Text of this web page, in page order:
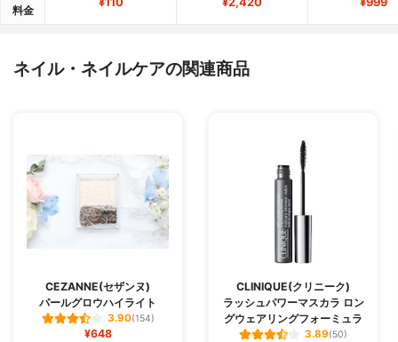
料金
ネイル・ネイルケアの関連商品
CEZANNE(セザンヌ)
パールグロウハイライト
3.90(154)
¥648
CLINIQUE(クリニーク)
ラッシュパワーマスカラ ロン
グウェアリングフォーミュラ
3.89(50)